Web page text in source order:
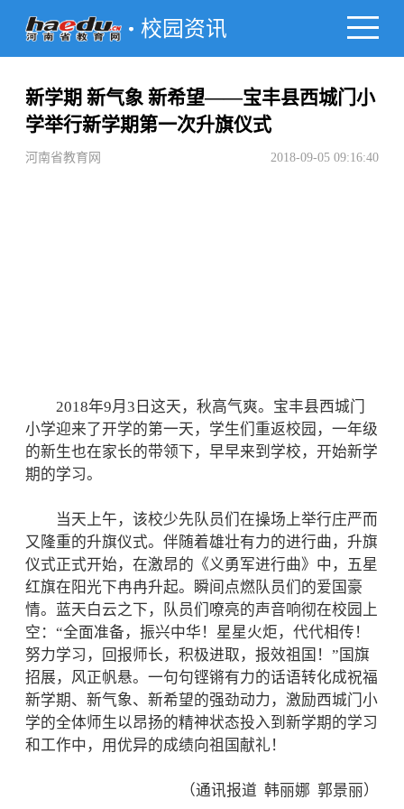
校园资讯
新学期 新气象 新希望——宝丰县西城门小
学举行新学期第一次升旗仪式
河南省教育网 2018-09-05 09:16:40
2018年9月3日这天，秋高气爽。宝丰县西城门
小学迎来了开学的第一天，学生们重返校园，一年级
的新生也在家长的带领下，早早来到学校，开始新学
期的学习。
当天上午，该校少先队员们在操场上举行庄严而
又隆重的升旗仪式。伴随着雄壮有力的进行曲，升旗
仪式正式开始，在激昂的《义勇军进行曲》中，五星
红旗在阳光下冉冉升起。瞬间点燃队员们的爱国豪
情。蓝天白云之下，队员们嘹亮的声音响彻在校园上
空：“全面准备，振兴中华！星星火炬，代代相传！
努力学习，回报师长，积极进取，报效祖国！”国旗
招展，风正帆悬。一句句铿锵有力的话语转化成祝福
新学期、新气象、新希望的强劲动力，激励西城门小
学的全体师生以昂扬的精神状态投入到新学期的学习
和工作中，用优异的成绩向祖国献礼！
（通讯报道 韩丽娜 郭景丽）